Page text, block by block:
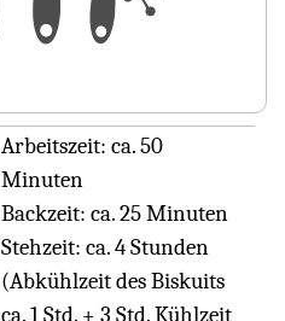
Arbeitszeit: ca. 50
Minuten
Backzeit: ca. 25 Minuten
Stehzeit: ca. 4 Stunden
(Abkühlzeit des Biskuits
ca. 1 Std. + 3 Std. Kühlzeit